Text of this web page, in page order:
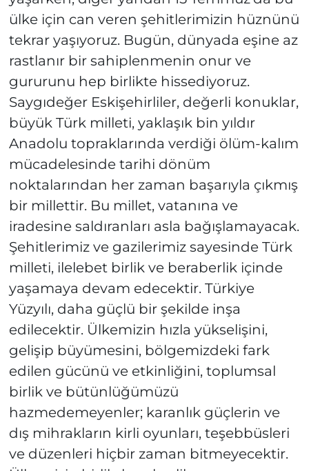
ülke için can veren şehitlerimizin hüznünü
tekrar yaşıyoruz. Bugün, dünyada eşine az
rastlanır bir sahiplenmenin onur ve
gururunu hep birlikte hissediyoruz.
Saygıdeğer Eskişehirliler, değerli konuklar,
büyük Türk milleti, yaklaşık bin yıldır
Anadolu topraklarında verdiği ölüm-kalım
mücadelesinde tarihi dönüm
noktalarından her zaman başarıyla çıkmış
bir millettir. Bu millet, vatanına ve
iradesine saldıranları asla bağışlamayacak.
Şehitlerimiz ve gazilerimiz sayesinde Türk
milleti, ilelebet birlik ve beraberlik içinde
yaşamaya devam edecektir. Türkiye
Yüzyılı, daha güçlü bir şekilde inşa
edilecektir. Ülkemizin hızla yükselişini,
gelişip büyümesini, bölgemizdeki fark
edilen gücünü ve etkinliğini, toplumsal
birlik ve bütünlüğümüzü
hazmedemeyenler; karanlık güçlerin ve
dış mihrakların kirli oyunları, teşebbüsleri
ve düzenleri hiçbir zaman bitmeyecektir.